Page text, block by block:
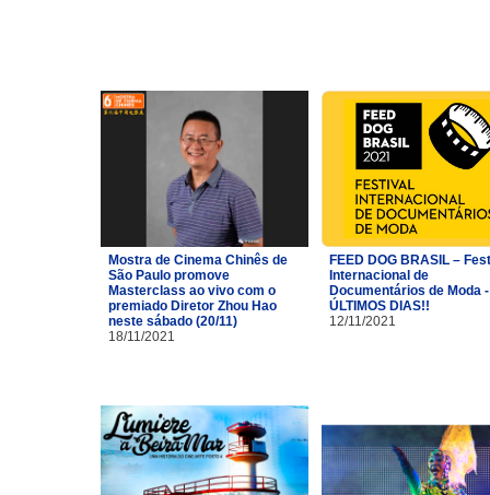
Mostra de Cinema Chinês de
São Paulo promove
Masterclass ao vivo com o
premiado Diretor Zhou Hao
neste sábado (20/11)
18/11/2021
FEED DOG BRASIL –
Internacional de
Documentários de Moda -
ÚLTIMOS DIAS!!
12/11/2021